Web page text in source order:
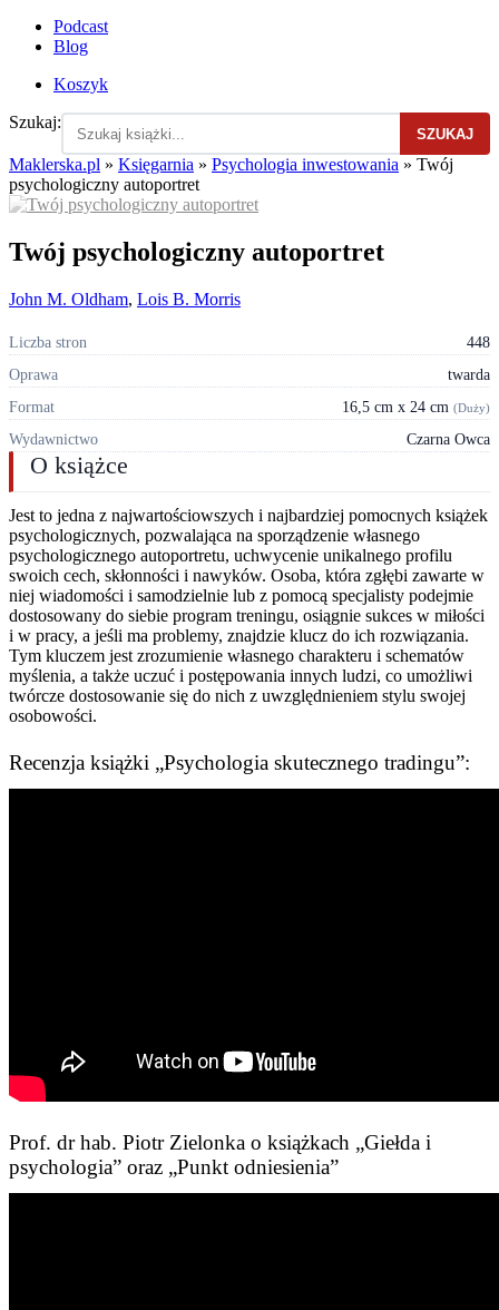
Podcast
Blog
Koszyk
Szukaj:
SZUKAJ
Maklerska.pl » Księgarnia » Psychologia inwestowania » Twój
psychologiczny autoportret
Twój psychologiczny autoportret
John M. Oldham, Lois B. Morris
Liczba stron
448
Oprawa
twarda
Format
16,5 cm x 24 cm (Duży)
Wydawnictwo Czarna Owca
O książce
Jest to jedna z najwartościowszych i najbardziej pomocnych książek
psychologicznych, pozwalająca na sporządzenie własnego
psychologicznego autoportretu, uchwycenie unikalnego profilu
swoich cech, skłonności i nawyków. Osoba, która zgłębi zawarte w
niej wiadomości i samodzielnie lub z pomocą specjalisty podejmie
dostosowany do siebie program treningu, osiągnie sukces w miłości
i w pracy, a jeśli ma problemy, znajdzie klucz do ich rozwiązania.
Tym kluczem jest zrozumienie własnego charakteru i schematów
myślenia, a także uczuć i postępowania innych ludzi, co umożliwi
twórcze dostosowanie się do nich z uwzględnieniem stylu swojej
osobowości.
Recenzja książki „Psychologia skutecznego tradingu”:
Prof. dr hab. Piotr Zielonka o książkach „Giełda i
psychologia” oraz „Punkt odniesienia”